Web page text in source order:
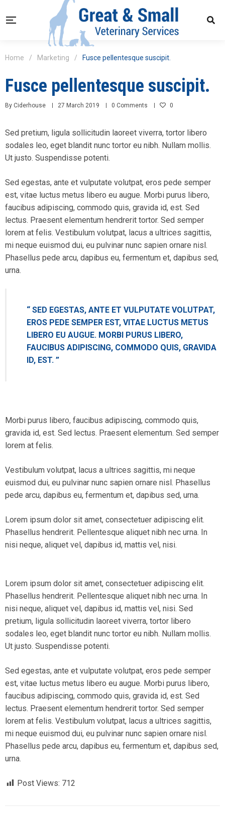
Home / Marketing / Fusce pellentesque suscipit.
Fusce pellentesque suscipit.
By Ciderhouse 27 March 2019 0 Comments 0
Sed pretium, ligula sollicitudin laoreet viverra, tortor libero
sodales leo, eget blandit nunc tortor eu nibh. Nullam mollis.
Ut justo. Suspendisse potenti.
Sed egestas, ante et vulputate volutpat, eros pede semper
est, vitae luctus metus libero eu augue. Morbi purus libero,
faucibus adipiscing, commodo quis, gravida id, est. Sed
lectus. Praesent elementum hendrerit tortor. Sed semper
lorem at felis. Vestibulum volutpat, lacus a ultrices sagittis,
mi neque euismod dui, eu pulvinar nunc sapien ornare nisl.
Phasellus pede arcu, dapibus eu, fermentum et, dapibus sed,
urna.
“ SED EGESTAS, ANTE ET VULPUTATE VOLUTPAT,
EROS PEDE SEMPER EST, VITAE LUCTUS METUS
LIBERO EU AUGUE. MORBI PURUS LIBERO,
FAUCIBUS ADIPISCING, COMMODO QUIS, GRAVIDA
ID, EST. ”
Morbi purus libero, faucibus adipiscing, commodo quis,
gravida id, est. Sed lectus. Praesent elementum. Sed semper
lorem at felis.
Vestibulum volutpat, lacus a ultrices sagittis, mi neque
euismod dui, eu pulvinar nunc sapien ornare nisl. Phasellus
pede arcu, dapibus eu, fermentum et, dapibus sed, urna.
Lorem ipsum dolor sit amet, consectetuer adipiscing elit.
Phasellus hendrerit. Pellentesque aliquet nibh nec urna. In
nisi neque, aliquet vel, dapibus id, mattis vel, nisi.
Lorem ipsum dolor sit amet, consectetuer adipiscing elit.
Phasellus hendrerit. Pellentesque aliquet nibh nec urna. In
nisi neque, aliquet vel, dapibus id, mattis vel, nisi. Sed
pretium, ligula sollicitudin laoreet viverra, tortor libero
sodales leo, eget blandit nunc tortor eu nibh. Nullam mollis.
Ut justo. Suspendisse potenti.
Sed egestas, ante et vulputate volutpat, eros pede semper
est, vitae luctus metus libero eu augue. Morbi purus libero,
faucibus adipiscing, commodo quis, gravida id, est. Sed
lectus. Praesent elementum hendrerit tortor. Sed semper
lorem at felis. Vestibulum volutpat, lacus a ultrices sagittis,
mi neque euismod dui, eu pulvinar nunc sapien ornare nisl.
Phasellus pede arcu, dapibus eu, fermentum et, dapibus sed,
urna.
Post Views: 712